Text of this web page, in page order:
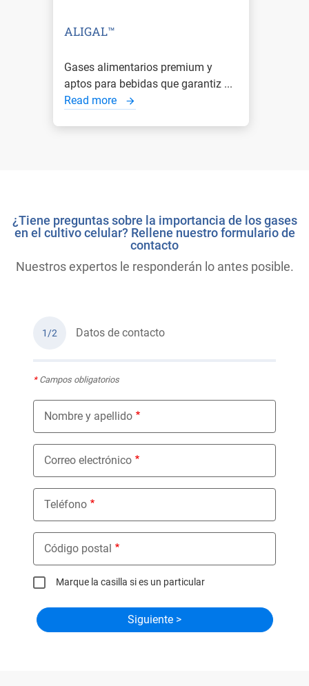
ALIGAL™
Gases alimentarios premium y
aptos para bebidas que garantiz ...
Read more
¿Tiene preguntas sobre la importancia de los gases
en el cultivo celular? Rellene nuestro formulario de
contacto
Nuestros expertos le responderán lo antes posible.
1/2 Datos de contacto
*Campos obligatorios
Nombre y apellido
Correo electrónico
Teléfono
Código postal
Marque la casilla si es un particular